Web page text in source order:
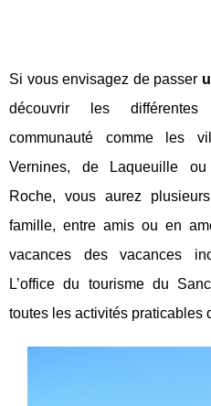
Si vous envisagez de passer
découvrir les
communauté comme les
Vernines, de Laqueuille
Roche, vous aurez
famille, entre amis ou en
vacances des vacances
L’office du tourisme du
toutes les activités praticables